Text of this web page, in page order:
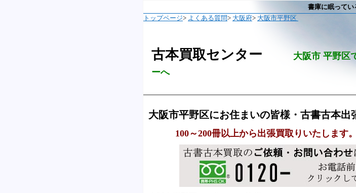
書庫に眠って
トップページ> よくある質問> 大阪府> 大阪市平野区
古本買取センター
大阪市 平野区で
ーへ
大阪市平野区にお住まいの皆様・古書古本出
100～200冊以上から出張買取りいたします